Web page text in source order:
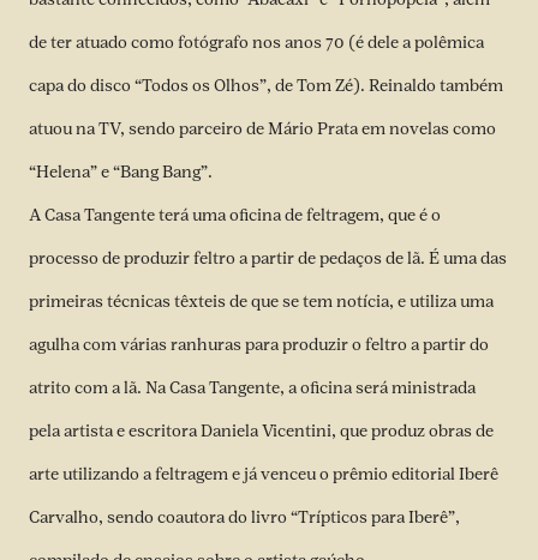
de ter atuado como fotógrafo nos anos 70 (é dele a polêmica
capa do disco “Todos os Olhos”, de Tom Zé). Reinaldo também
atuou na TV, sendo parceiro de Mário Prata em novelas como
“Helena” e “Bang Bang”.
A Casa Tangente terá uma oficina de feltragem, que é o
processo de produzir feltro a partir de pedaços de lã. É uma das
primeiras técnicas têxteis de que se tem notícia, e utiliza uma
agulha com várias ranhuras para produzir o feltro a partir do
atrito com a lã. Na Casa Tangente, a oficina será ministrada
pela artista e escritora Daniela Vicentini, que produz obras de
arte utilizando a feltragem e já venceu o prêmio editorial Iberê
Carvalho, sendo coautora do livro “Trípticos para Iberê”,